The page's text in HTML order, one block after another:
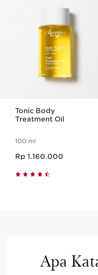
Tonic Body
Treatment Oil
100 ml
Rp 1.160.000
Apa